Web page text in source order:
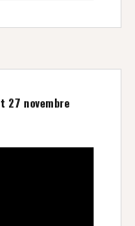
27 novembre